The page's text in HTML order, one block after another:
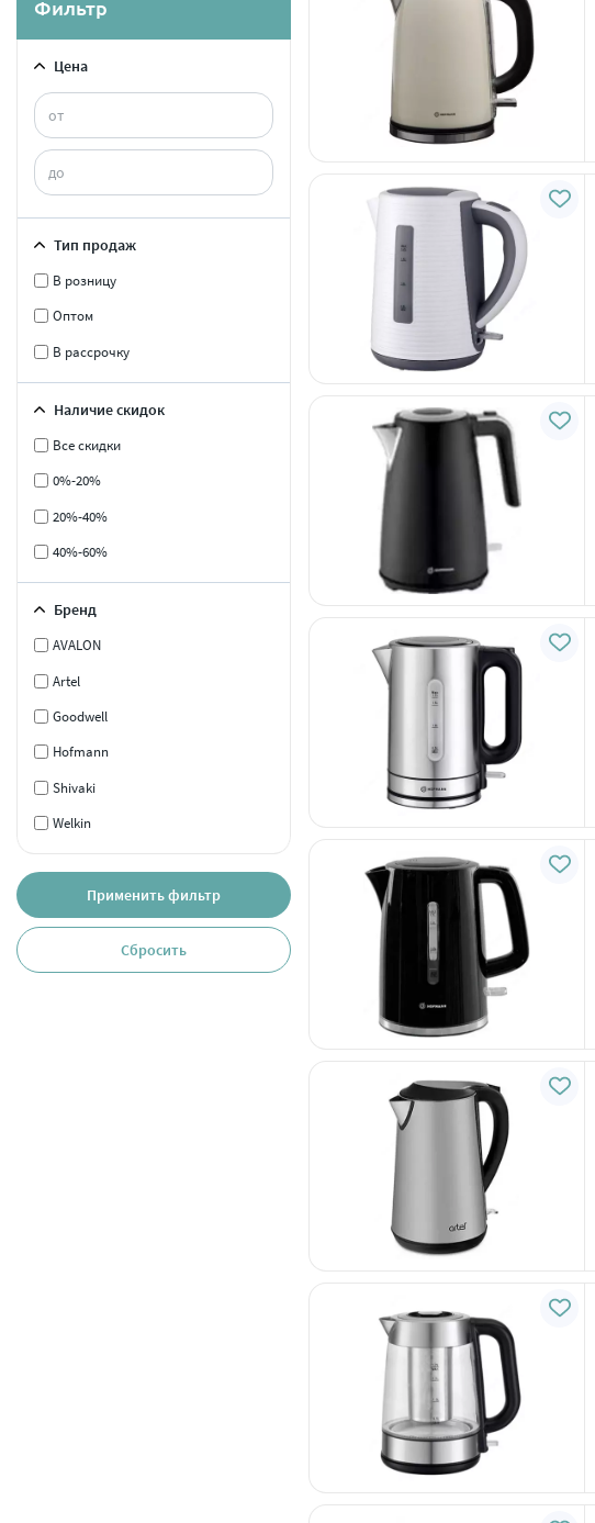
Фильтр
Цена
Тип продаж
В розницу
Оптом
В рассрочку
Наличие скидок
Все скидки
0%-20%
20%-40%
40%-60%
Бренд
AVALON
Artel
Goodwell
Hofmann
Shivaki
Welkin
Применить фильтр
Сбросить